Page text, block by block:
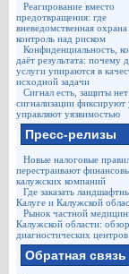
Реагирование вместо
предотвращения: где
вневедомственная охрана
контроль над риском
Конфиденциальность,
даёт результата: почему
услуги упираются в
исходной задачи
Сигнал есть, защиты
сигнализации фиксируют
управляют уязвимостью
Пресс-релизы
Новые налоговые
перестраивают
калужских компаний
Где заказать
Калуге и Калужской
Рынок частной
Калужской области: обзор
диагностических центров
Обратная связь